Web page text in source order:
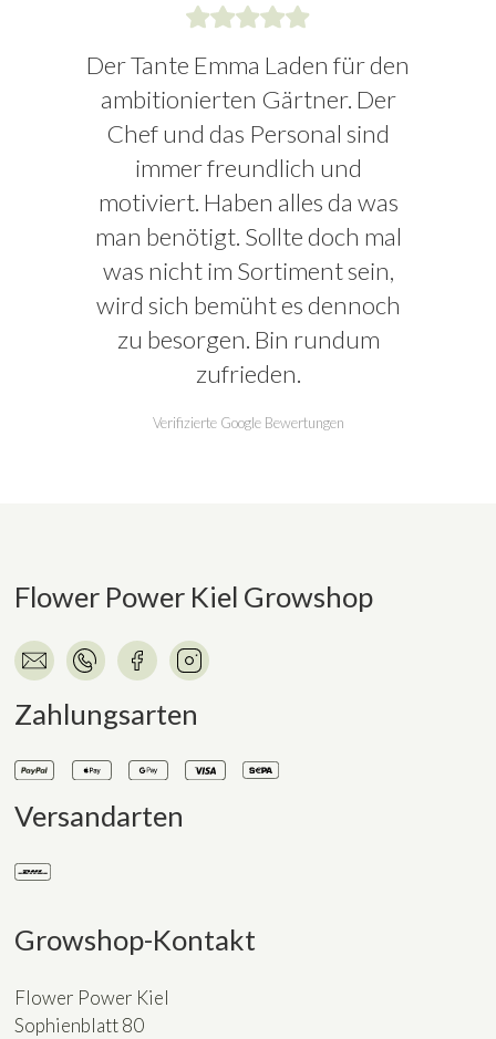
Der Tante Emma Laden für den
ambitionierten Gärtner. Der
Chef und das Personal sind
immer freundlich und
motiviert. Haben alles da was
man benötigt. Sollte doch mal
was nicht im Sortiment sein,
wird sich bemüht es dennoch
zu besorgen. Bin rundum
zufrieden.
Verifizierte Google Bewertungen
Flower Power Kiel Growshop
Zahlungsarten
Versandarten
Growshop-Kontakt
Flower Power Kiel
Sophienblatt 80